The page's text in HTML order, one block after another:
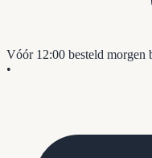
Vóór 12:00 besteld morgen
•